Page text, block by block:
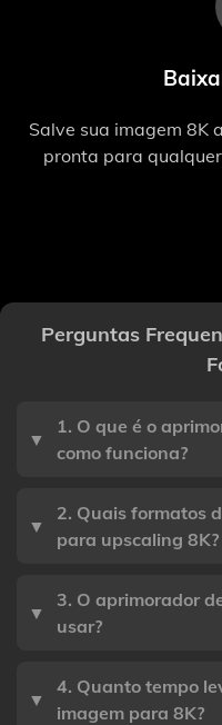
Salve sua imagem 8K
pronta para
Perguntas
▼
1. O que é o
como funciona?
▼
2. Quais formatos
para upscaling 8K?
▼
3. O aprimorador
usar?
▼
4. Quanto tempo
imagem para 8K?